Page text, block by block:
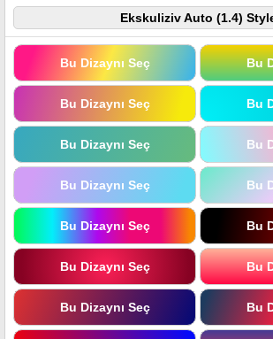
Ekskuliziv Auto (1.4)
Bu Dizaynı Seç Bu
Bu Dizaynı Seç Bu
Bu Dizaynı Seç Bu
Bu Dizaynı Seç Bu
Bu Dizaynı Seç Bu
Bu Dizaynı Seç Bu
Bu Dizaynı Seç Bu